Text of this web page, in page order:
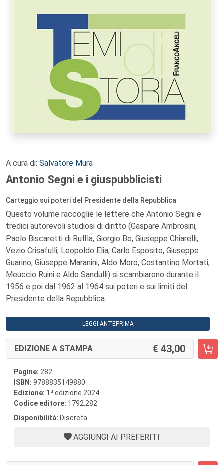
A cura di: Salvatore Mura
Antonio Segni e i giuspubblicisti
Carteggio sui poteri del Presidente della Repubblica
Questo volume raccoglie le lettere che Antonio Segni e
tredici autorevoli studiosi di diritto (Gaspare Ambrosini,
Paolo Biscaretti di Ruffia, Giorgio Bo, Giuseppe Chiarelli,
Vezio Crisafulli, Leopoldo Elia, Carlo Esposito, Giuseppe
Guarino, Giuseppe Maranini, Aldo Moro, Costantino Mortati,
Meuccio Ruini e Aldo Sandulli) si scambiarono durante il
1956 e poi dal 1962 al 1964 sui poteri e sui limiti del
Presidente della Repubblica.
LEGGI ANTEPRIMA
EDIZIONE A STAMPA 43,00
Pagine: 282
ISBN: 9788835149880
Edizione: 1 a edizione 2024
Codice editore: 1792.282
Disponibilità: Discreta
AGGIUNGI AI PREFERITI